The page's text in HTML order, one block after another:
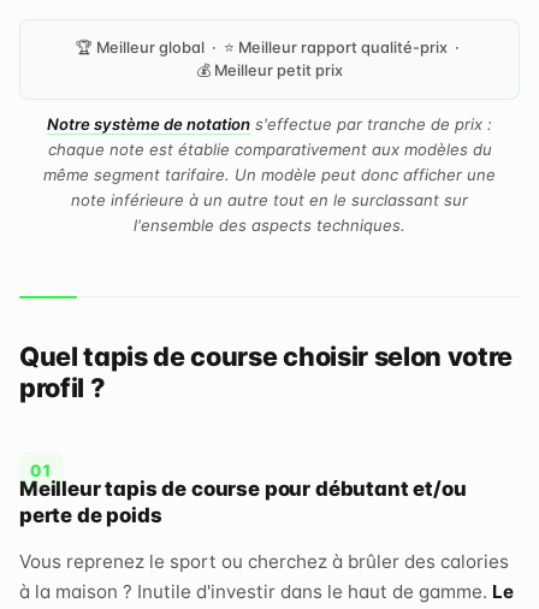
🏆 Meilleur global · ⭐ Meilleur rapport qualité-prix ·
💰 Meilleur petit prix
Notre système de notation s'effectue par tranche de prix :
chaque note est établie comparativement aux modèles du
même segment tarifaire. Un modèle peut donc afficher une
note inférieure à un autre tout en le surclassant sur
l'ensemble des aspects techniques.
Quel tapis de course choisir selon votre
profil ?
Meilleur tapis de course pour débutant et/ou
perte de poids
Vous reprenez le sport ou cherchez à brûler des calories
à la maison ? Inutile d'investir dans le haut de gamme. Le